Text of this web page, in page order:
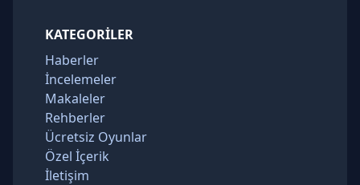
KATEGORILER
Haberler
İncelemeler
Makaleler
Rehberler
Ücretsiz Oyunlar
Özel İçerik
İletişim